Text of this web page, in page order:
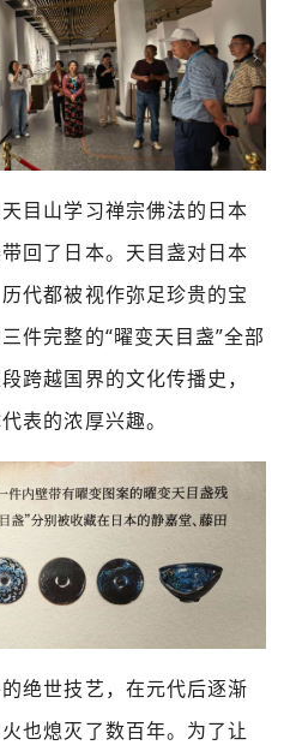
目山学习禅宗佛法的日本
回了日本。天目盏对日本
代都被视作弥足珍贵的宝
件完整的“曜变天目盏”全部
跨越国界的文化传播史，
表的浓厚兴趣。
绝世技艺，在元代后逐渐
也熄灭了数百年。为了让